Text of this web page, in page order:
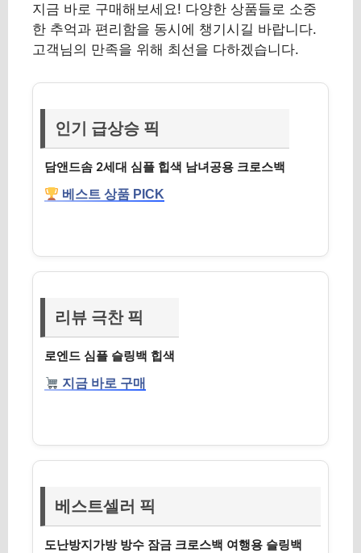
지금 바로 구매해보세요! 다양한 상품들로 소중
한 추억과 편리함을 동시에 챙기시길 바랍니다.
고객님의 만족을 위해 최선을 다하겠습니다.
인기 급상승 픽
담앤드솜 2세대 심플 힙색 남녀공용 크로스백
베스트 상품 PICK
리뷰 극찬 픽
로엔드 심플 슬링백 힙색
지금 바로 구매
베스트셀러 픽
도난방지가방 방수 잠금 크로스백 여행용 슬링백